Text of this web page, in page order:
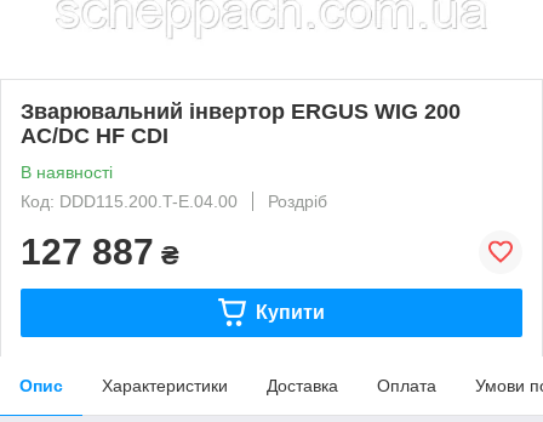
Зварювальний інвертор ERGUS WIG 200
AC/DC HF CDI
В наявності
Код: DDD115.200.T-E.04.00
Роздріб
127 887 ₴
Купити
Опис Характеристики Доставка Оплата Умови